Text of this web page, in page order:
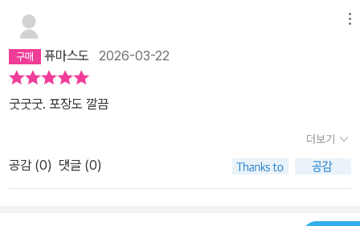
퓨마스도 2026-03-22
굿굿굿. 포장도 깔끔
더보기
공감 (0) 댓글 (0)